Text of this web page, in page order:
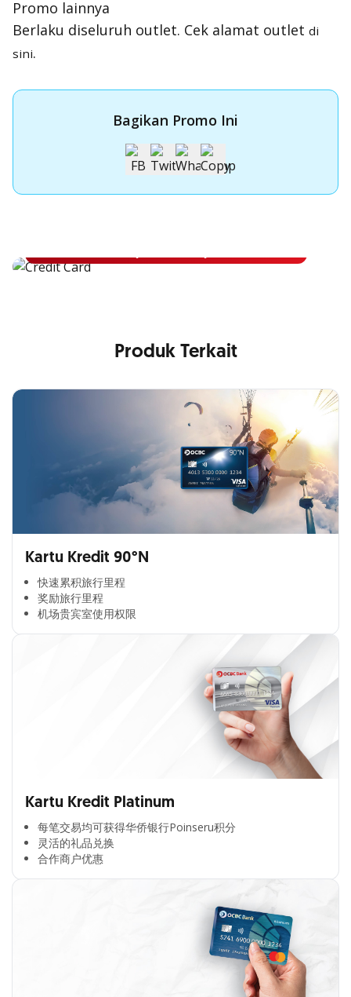
Promo lainnya
Berlaku diseluruh outlet. Cek alamat outlet di
sini.
Bagikan Promo Ini
Apply Kartu Kredit OCBC NISP
Produk Terkait
Kartu Kredit 90°N
快速累积旅行里程​
奖励旅行里程​
机场贵宾室使用权限​
Kartu Kredit Platinum
每笔交易均可获得华侨银行Poinseru积分​
灵活的礼品兑换​
合作商户优惠​